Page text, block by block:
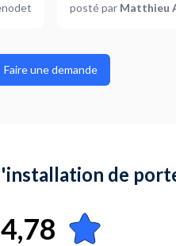
3
Coulissante
L'encadrement de
Plus d’infos...
l'installation des
Ainsi que si possible,
posté par Matthieu
Faire une demande
de
4,78